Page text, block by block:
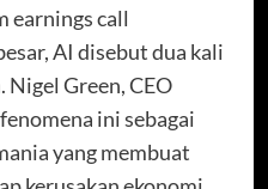
earnings call
AI disebut dua kali
Green, CEO
ini sebagai
yang membuat